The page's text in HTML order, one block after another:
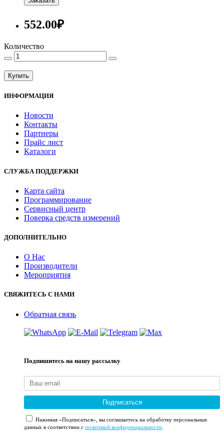
552.00₽
Количество
Купить
ИНФОРМАЦИЯ
Новости
Контакты
Партнеры
Прайс лист
Каталоги
СЛУЖБА ПОДДЕРЖКИ
Карта сайта
Программирование
Сервисный центр
Поверка средств измерений
ДОПОЛНИТЕЛЬНО
О Нас
Производители
Мероприятия
СВЯЖИТЕСЬ С НАМИ
Обратная связь
Подпишитесь на нашу рассылку
Подписаться
Нажимая «Подписаться», вы соглашаетесь на обработку персональных
данных в соответствии с политикой конфиденциальности